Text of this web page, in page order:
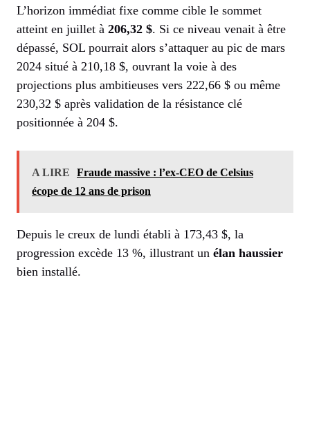
L’horizon immédiat fixe comme cible le sommet
atteint en juillet à 206,32 $. Si ce niveau venait à être
dépassé, SOL pourrait alors s’attaquer au pic de mars
2024 situé à 210,18 $, ouvrant la voie à des
projections plus ambitieuses vers 222,66 $ ou même
230,32 $ après validation de la résistance clé
positionnée à 204 $.
A LIRE
Fraude massive : l’ex-CEO de Celsius
écope de 12 ans de prison
Depuis le creux de lundi établi à 173,43 $, la
progression excède 13 %, illustrant un élan haussier
bien installé.